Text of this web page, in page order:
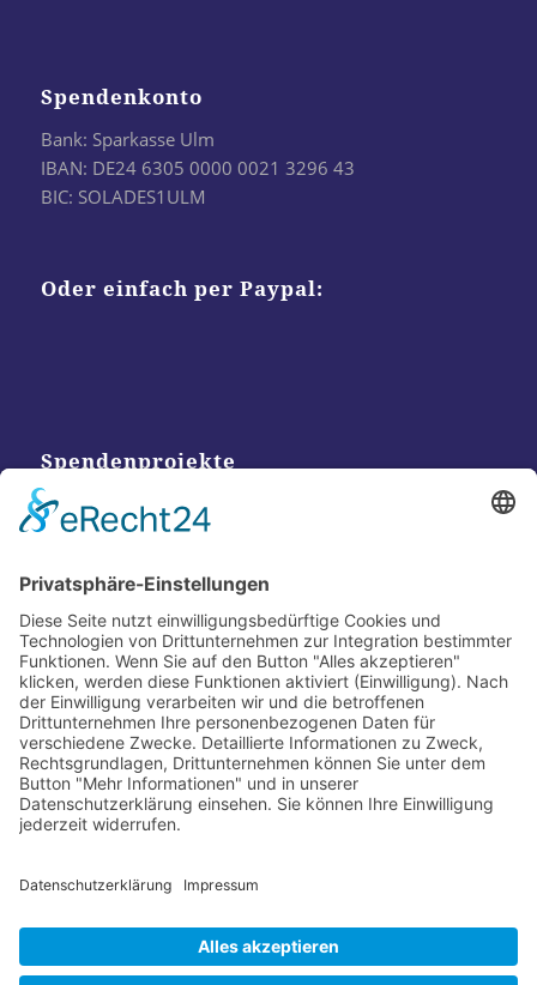
Spendenkonto
Bank: Sparkasse Ulm
IBAN: DE24 6305 0000 0021 3296 43
BIC: SOLADES1ULM
Oder einfach per Paypal:
Spendenprojekte
Kontakt
Postanschrift
Traumkatzen e.V.
89231 Neu-Ulm